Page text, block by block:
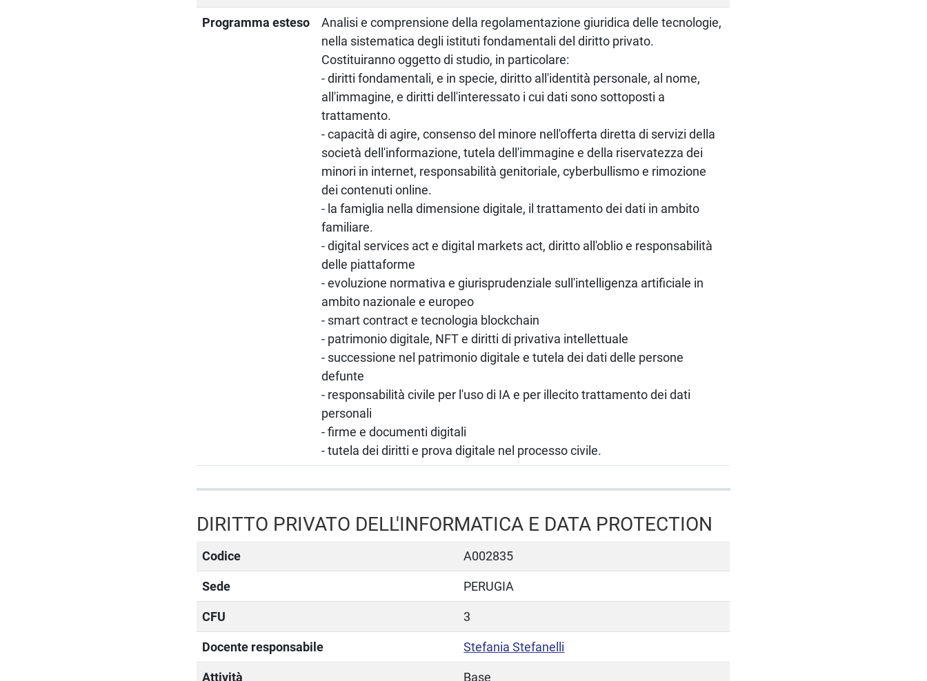
Programma esteso
Analisi e comprensione della regolamentazione giuridica delle tecnologie,
nella sistematica degli istituti fondamentali del diritto privato.
Costituiranno oggetto di studio, in particolare:
- diritti fondamentali, e in specie, diritto all'identità personale, al nome,
all'immagine, e diritti dell'interessato i cui dati sono sottoposti a
trattamento.
- capacità di agire, consenso del minore nell'offerta diretta di servizi della
società dell'informazione, tutela dell'immagine e della riservatezza dei
minori in internet, responsabilità genitoriale, cyberbullismo e rimozione
dei contenuti online.
- la famiglia nella dimensione digitale, il trattamento dei dati in ambito
familiare.
- digital services act e digital markets act, diritto all'oblio e responsabilità
delle piattaforme
- evoluzione normativa e giurisprudenziale sull'intelligenza artificiale in
ambito nazionale e europeo
- smart contract e tecnologia blockchain
- patrimonio digitale, NFT e diritti di privativa intellettuale
- successione nel patrimonio digitale e tutela dei dati delle persone
defunte
- responsabilità civile per l'uso di IA e per illecito trattamento dei dati
personali
- firme e documenti digitali
- tutela dei diritti e prova digitale nel processo civile.
DIRITTO PRIVATO DELL'INFORMATICA E DATA PROTECTION
Codice A002835
Sede PERUGIA
CFU 3
Docente responsabile Stefania Stefanelli
Attività Base